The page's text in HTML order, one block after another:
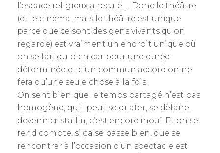
l’espace religieux a reculé … Donc le théâtre
(et le cinéma, mais le théâtre est unique
parce que ce sont des gens vivants qu’on
regarde) est vraiment un endroit unique où
on se fait du bien car pour une durée
déterminée et d’un commun accord on ne
fera qu’une seule chose à la fois.
On sent bien que le temps partagé n’est pas
homogène, qu’il peut se dilater, se défaire,
devenir cristallin, c’est encore inouï. Et on se
rend compte, si ça se passe bien, que se
rencontrer à l’occasion d’un spectacle est